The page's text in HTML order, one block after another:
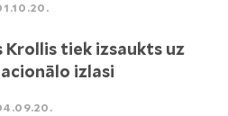
Krollis tiek izsaukts uz
izlasi